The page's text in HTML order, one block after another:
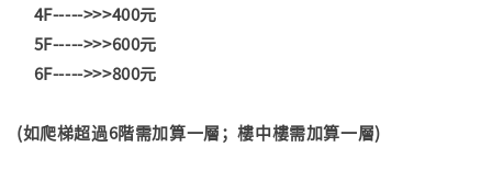
4F----->>>400元
5F----->>>600元
6F----->>>800元
(如爬梯超過6階需加算一層；樓中樓需加算一層)